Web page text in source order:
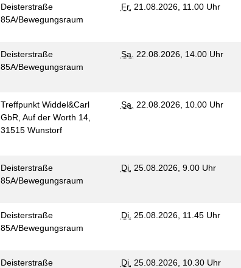
Deisterstraße
85A/Bewegungsraum
Fr. 21.08.2026, 11.00 Uhr
Deisterstraße
85A/Bewegungsraum
Sa. 22.08.2026, 14.00 Uhr
Treffpunkt Widdel&Carl
GbR, Auf der Worth 14,
31515 Wunstorf
Sa. 22.08.2026, 10.00 Uhr
Deisterstraße
85A/Bewegungsraum
Di. 25.08.2026, 9.00 Uhr
Deisterstraße
85A/Bewegungsraum
Di. 25.08.2026, 11.45 Uhr
Deisterstraße
Di. 25.08.2026, 10.30 Uhr